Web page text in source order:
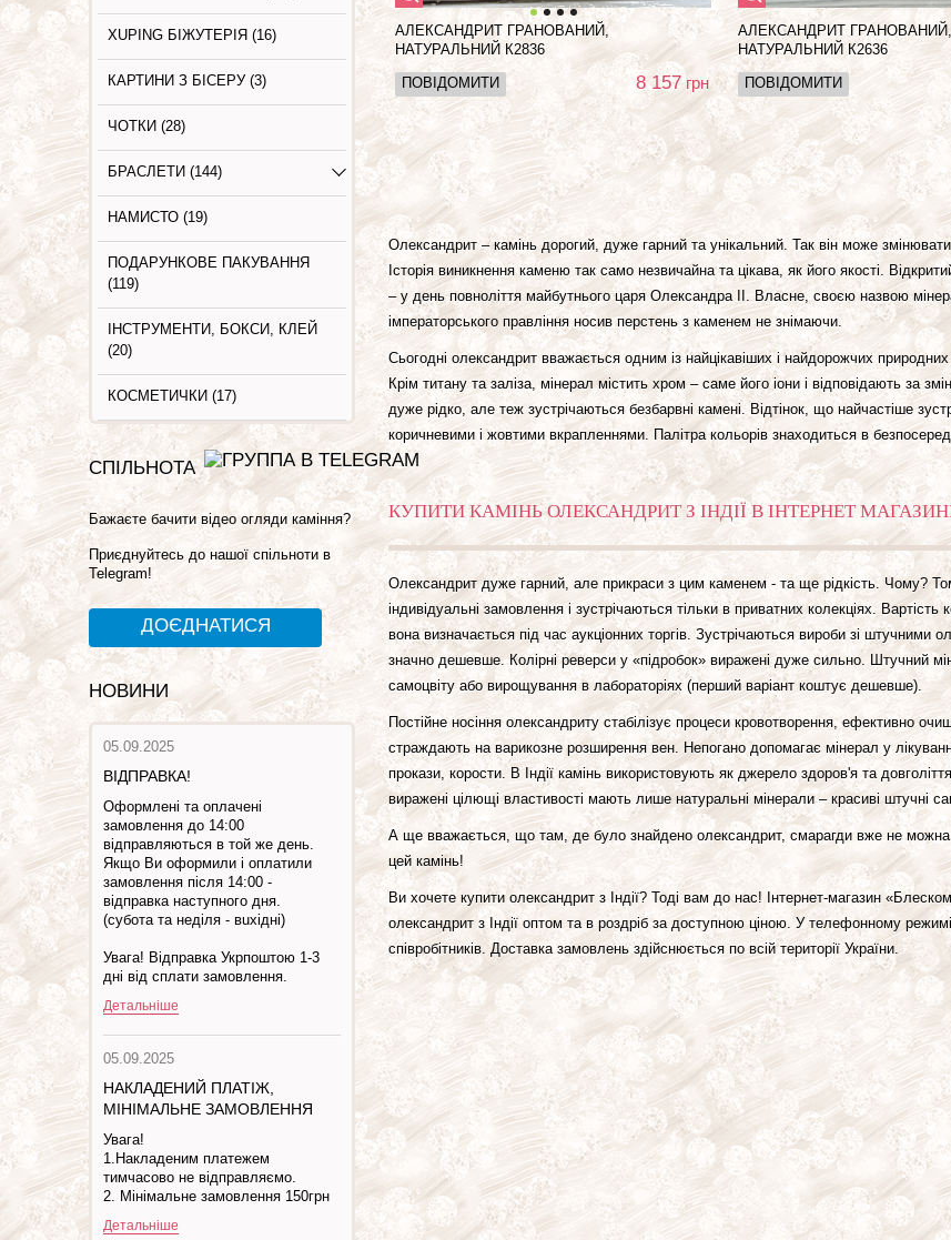
XUPING БІЖУТЕРІЯ (16)
КАРТИНИ З БIСЕРУ (3)
ЧОТКИ (28)
БРАСЛЕТИ (144)
НАМИСТО (19)
ПОДАРУНКОВЕ ПАКУВАННЯ
(119)
ІНСТРУМЕНТИ, БОКСИ, КЛЕЙ
(20)
КОСМЕТИЧКИ (17)
СПІЛЬНОТА
Бажаєте бачити відео огляди каміння?
Приєднуйтесь до нашої спільноти в
Telegram!
ДОЄДНАТИСЯ
НОВИНИ
05.09.2025
ВІДПРАВКА!
Оформлені та оплачені
замовлення до 14:00
відправляються в той же день.
Якщо Ви оформили і оплатили
замовлення після 14:00 -
відправка наступного дня.
(субота та недiля - вuхiднi)
Увага! Відправка Укрпоштою 1-3
дні від сплати замовлення.
Детальніше
05.09.2025
НАКЛАДЕНИЙ ПЛАТІЖ,
МІНІМАЛЬНЕ ЗАМОВЛЕННЯ
Увага!
1.Накладеним платежем
тимчасово не відправляємо.
2. Мінімальне замовлення 150грн
Детальніше
Олександрит – камінь дорогий, дуже гарний та унікальний. Так він може
Історія виникнення каменю так само незвичайна та цікава, як його якості.
– у день повноліття майбутнього царя Олександра II. Власне, своєю назвою
імператорського правління носив перстень з каменем не знімаючи.
Сьогодні олександрит вважається одним із найцікавіших і найдорожчих
Крім титану та заліза, мінерал містить хром – саме його іони і відповідають за
дуже рідко, але теж зустрічаються безбарвні камені. Відтінок, що найчастіше
коричневими і жовтими вкрапленнями. Палітра кольорів знаходиться в
КУПИТИ КАМІНЬ ОЛЕКСАНДРИТ З ІНДІЇ В ІНТЕРНЕТ
Олександрит дуже гарний, але прикраси з цим каменем - та ще рідкість. Чому?
індивідуальні замовлення і зустрічаються тільки в приватних колекціях.
вона визначається під час аукціонних торгів. Зустрічаються вироби зі штучними
значно дешевше. Колірні реверси у «підробок» виражені дуже сильно. Штучний
самоцвіту або вирощування в лабораторіях (перший варіант коштує дешевше).
Постійне носіння олександриту стабілізує процеси кровотворення, ефективно
страждають на варикозне розширення вен. Непогано допомагає мінерал у
прокази, корости. В Індії камінь використовують як джерело здоров'я та
виражені цілющі властивості мають лише натуральні мінерали – красиві штучні
А ще вважається, що там, де було знайдено олександрит, смарагди вже не можна
цей камінь!
Ви хочете купити олександрит з Індії? Тоді вам до нас! Інтернет-магазин
олександрит з Індії оптом та в роздріб за доступною ціною. У телефонному
співробітників. Доставка замовлень здійснюється по всій території України.
АЛЕКСАНДРИТ ГРАНОВАНИЙ,
НАТУРАЛЬНИЙ К2836
ПОВІДОМИТИ
8 157грн
АЛЕКСАНДРИТ ГРАНОВАНИЙ,
НАТУРАЛЬНИЙ К2636
ПОВІДОМИТИ